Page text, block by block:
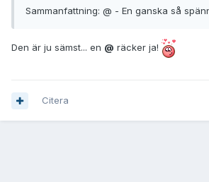
Sammanfattning: @ - En ganska så
Den är ju sämst... en @ räcker ja!
Citera